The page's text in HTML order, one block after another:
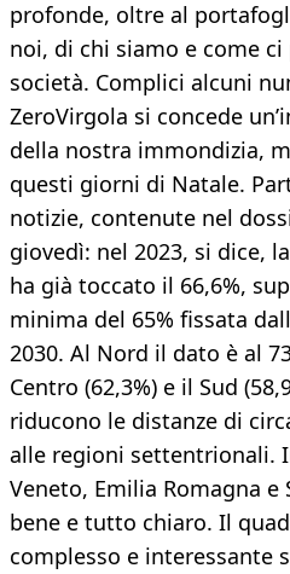
profonde, oltre al
noi, di chi siamo e come
società. Complici alcuni
ZeroVirgola si concede
della nostra immondizia,
questi giorni di Natale.
notizie, contenute nel
giovedì: nel 2023, si dice,
ha già toccato il 66,6%,
minima del 65% fissata
2030. Al Nord il dato è al
Centro (62,3%) e il Sud
riducono le distanze di
alle regioni settentrionali.
Veneto, Emilia Romagna
bene e tutto chiaro. Il
complesso e interessante